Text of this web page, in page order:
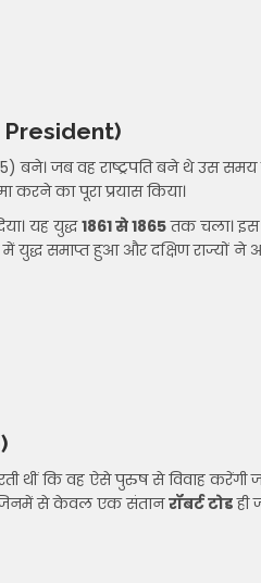
बने। जब वह राष्ट्रपति बने थे उस समय
करने का पूरा प्रयास किया।
यह युद्ध1861 से 1865तक चला। इस
समाप्त हुआ और दक्षिण राज्यों ने
थीं कि वह ऐसे पुरुष से विवाह करेंगी
से केवल एक संतानरॉबर्ट टोडही